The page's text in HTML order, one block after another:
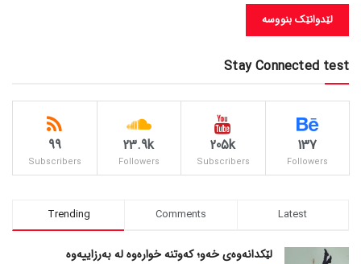
Stay Connected test
137
Followers
205k
Subscribers
23.9k
Followers
99
Subscribers
Trending Comments Latest
لێکدانەوەی خەو؛ کەوتنە خوارەوە لە بەرزاییەوە